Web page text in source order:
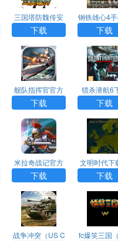
三国塔防魏传安
卓版游戏
下载
钢铁雄心4
下载
舰队指挥官官方
版
下载
猎杀潜航6
下载
米拉奇战记官方
版
下载
文明时代下
解版无限金
新版
下载
战争冲突（US C
fc爆笑三国